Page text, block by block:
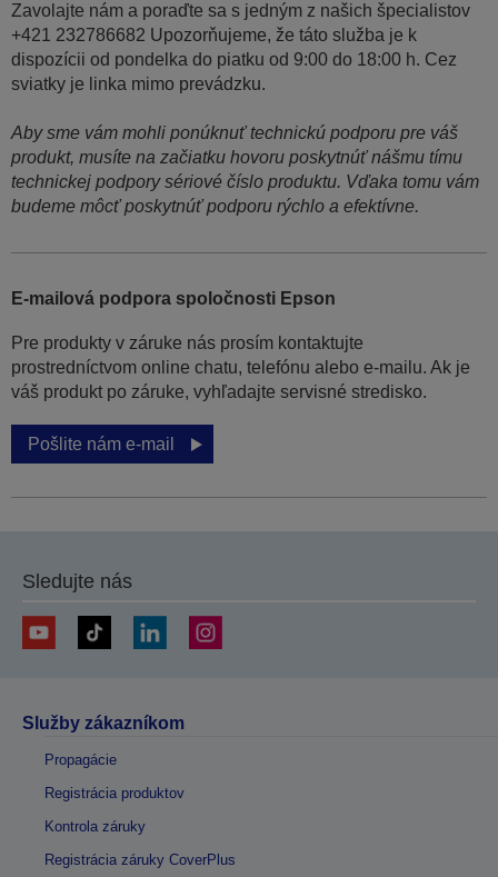
Zavolajte nám a poraďte sa s jedným z našich špecialistov
+421 232786682 Upozorňujeme, že táto služba je k
dispozícii od pondelka do piatku od 9:00 do 18:00 h. Cez
sviatky je linka mimo prevádzku.
Aby sme vám mohli ponúknuť technickú podporu pre váš
produkt, musíte na začiatku hovoru poskytnúť nášmu tímu
technickej podpory sériové číslo produktu. Vďaka tomu vám
budeme môcť poskytnúť podporu rýchlo a efektívne.
E-mailová podpora spoločnosti Epson
Pre produkty v záruke nás prosím kontaktujte
prostredníctvom online chatu, telefónu alebo e-mailu. Ak je
váš produkt po záruke, vyhľadajte servisné stredisko.
Pošlite nám e-mail
Sledujte nás
Služby zákazníkom
Propagácie
Registrácia produktov
Kontrola záruky
Registrácia záruky CoverPlus